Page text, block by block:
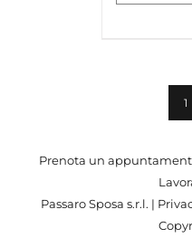
1
Prenota un
Passaro Sposa s.r.l. |